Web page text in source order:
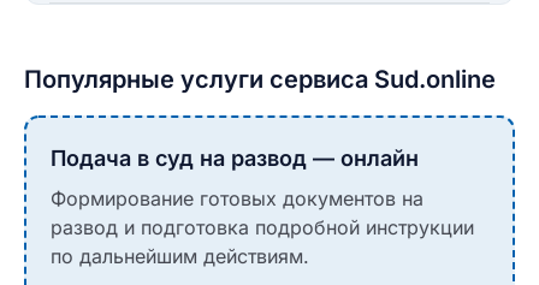
Популярные услуги сервиса Sud.online
Подача в суд на развод — онлайн
Формирование готовых документов на
развод и подготовка подробной инструкции
по дальнейшим действиям.